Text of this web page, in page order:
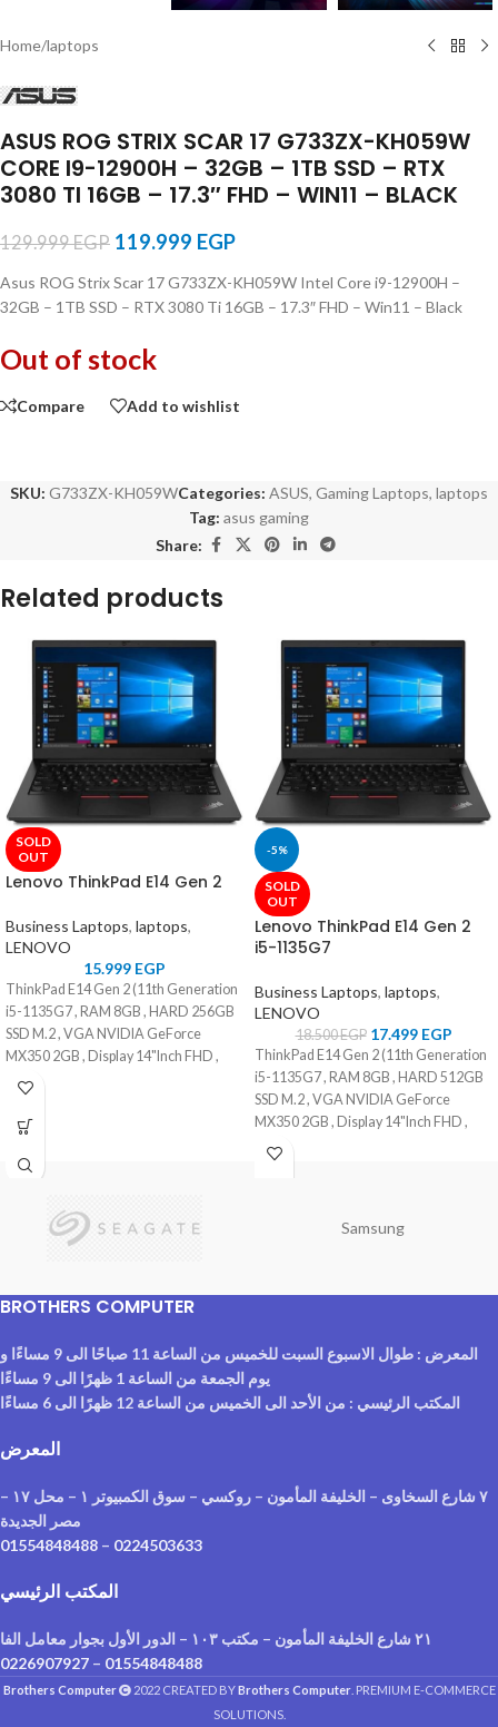
Home/laptops
ASUS ROG STRIX SCAR 17 G733ZX-KH059W
CORE I9-12900H – 32GB – 1TB SSD – RTX
3080 TI 16GB – 17.3″ FHD – WIN11 – BLACK
129.999EGP 119.999 EGP
Asus ROG Strix Scar 17 G733ZX-KH059W Intel Core i9-12900H –
32GB – 1TB SSD – RTX 3080 Ti 16GB – 17.3″ FHD – Win11 – Black
Out of stock
Compare Add to wishlist
SKU: G733ZX-KH059WCategories: ASUS, Gaming Laptops, laptops
Tag: asus gaming
Share:
Related products
SOLD
OUT
Lenovo ThinkPad E14 Gen 2
Business Laptops, laptops,
LENOVO
15.999 EGP
ThinkPad E14 Gen 2 (11th Generation
i5-1135G7 , RAM 8GB , HARD 256GB
SSD M.2 , VGA NVIDIA GeForce
MX350 2GB , Display 14"Inch FHD ,
Color Black , OS DOS )
-5%
SOLD
OUT
Lenovo ThinkPad E14 Gen 2
i5-1135G7
Business Laptops, laptops,
LENOVO
18.500EGP 17.499 EGP
ThinkPad E14 Gen 2 (11th Generation
i5-1135G7 , RAM 8GB , HARD 512GB
SSD M.2 , VGA NVIDIA GeForce
MX350 2GB , Display 14"Inch FHD ,
Color Black , OS DOS )
Samsung
BROTHERS COMPUTER
المعرض : طوال الاسبوع السبت للخميس من الساعة 11 صباحًا الى 9 مساءًا و
يوم الجمعة من الساعة 1 ظهرًا الى 9 مساءًا
المكتب الرئيسي : من الأحد الى الخميس من الساعة 12 ظهرًا الى 6 مساءًا
المعرض
٧ شارع السخاوى – الخليفة المأمون – روكسي – سوق الكمبيوتر ١ – محل ١٧ –
مصر الجديدة
01554848488 – 0224503633
المكتب الرئيسي
٢١ شارع الخليفة المأمون – مكتب ١٠٣ – الدور الأول بجوار معامل الفا
0226907927 – 01554848488
Brothers Computer 2022 CREATED BYBrothers Computer. PREMIUM E-COMMERCE
SOLUTIONS.